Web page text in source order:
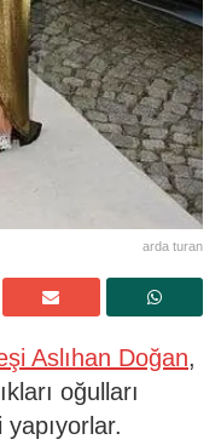
arda turan
Aslıhan Doğan,
oğulları